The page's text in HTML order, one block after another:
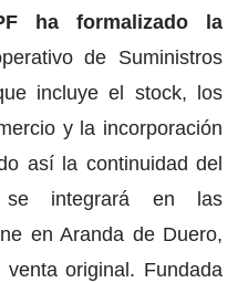
ha formalizado la
de Suministros
incluye el stock, los
y la incorporación
así la continuidad del
se integrará en las
en Aranda de Duero,
original. Fundada